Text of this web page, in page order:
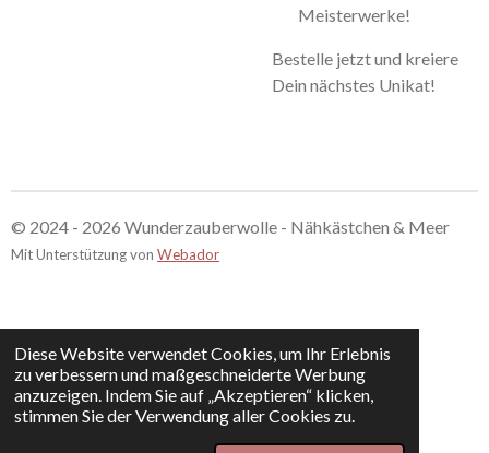
Diese Website verwendet Cookies, um Ihr Erlebnis
zu verbessern und maßgeschneiderte Werbung
anzuzeigen. Indem Sie auf „Akzeptieren“ klicken,
stimmen Sie der Verwendung aller Cookies zu.
Meisterwerke!
Bestelle jetzt und kreiere
Dein nächstes Unikat!
© 2024 - 2026 Wunderzauberwolle - Nähkästchen & Meer
Mit Unterstützung von Webador